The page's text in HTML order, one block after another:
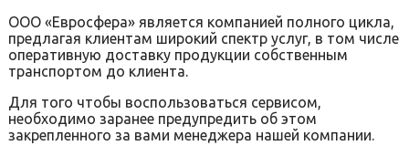
ООО «Евросфера» является компанией полного цикла,
предлагая клиентам широкий спектр услуг, в том числе
оперативную доставку продукции собственным
транспортом до клиента.
Для того чтобы воспользоваться сервисом,
необходимо заранее предупредить об этом
закрепленного за вами менеджера нашей компании.